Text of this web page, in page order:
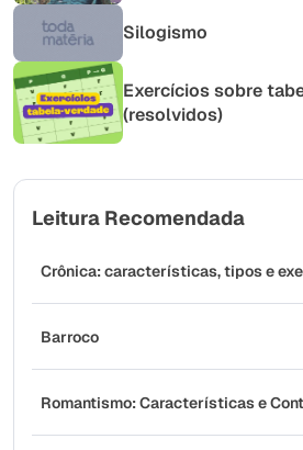
Silogismo
Exercícios sobre
(resolvidos)
Leitura Recomendada
Crônica: características, tipos e
Barroco
Romantismo: Características e